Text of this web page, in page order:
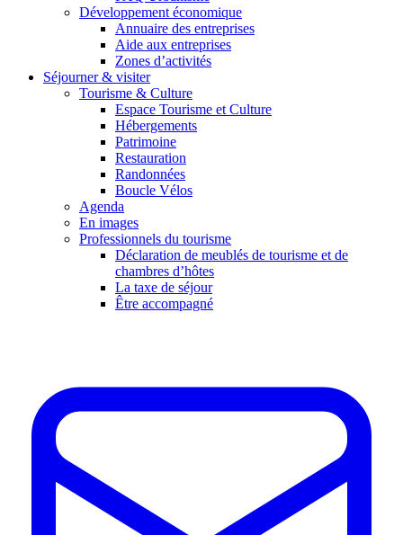
Développement économique
Annuaire des entreprises
Aide aux entreprises
Zones d’activités
Séjourner & visiter
Tourisme & Culture
Espace Tourisme et Culture
Hébergements
Patrimoine
Restauration
Randonnées
Boucle Vélos
Agenda
En images
Professionnels du tourisme
Déclaration de meublés de tourisme et de
chambres d’hôtes
La taxe de séjour
Être accompagné